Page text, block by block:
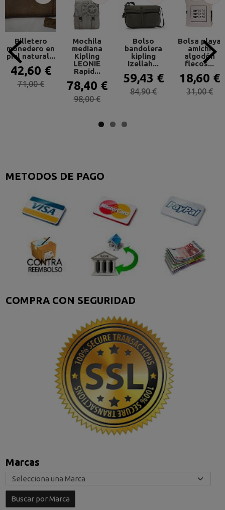
METODOS DE PAGO
COMPRA CON SEGURIDAD
Marcas
Billetero
monedero en
piel natural...
42,60 €
71,00 €
Mochila
mediana
Kipling
LEONIE
Rapid...
78,40 €
98,00 €
Bolso
bandolera
kipling
izellah...
59,43 €
84,90 €
Bolsa playa
amichi
algodón
flecos...
18,60 €
31,00 €